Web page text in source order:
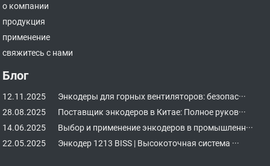
о компании
продукция
применение
свяжитесь с нами
Блог
12.11.2025
Энкодеры для горных вентиляторов: безопас···
28.08.2025
Поставщик энкодеров в Китае: Полное руков···
14.06.2025
Выбор и применение энкодеров в промышленн···
22.05.2025
Энкодер 1213 BISS | Высокоточная система ···